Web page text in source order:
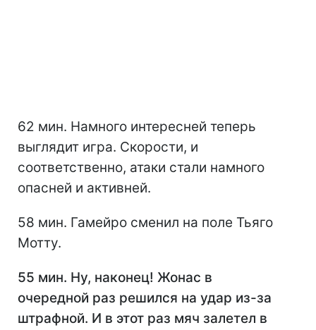
62 мин. Намного интересней теперь
выглядит игра. Скорости, и
соответственно, атаки стали намного
опасней и активней.
58 мин. Гамейро сменил на поле Тьяго
Мотту.
55 мин. Ну, наконец! Жонас в
очередной раз решился на удар из-за
штрафной. И в этот раз мяч залетел в